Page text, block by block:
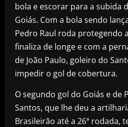
bola e escorar para a subida
Goiás. Com a bola sendo
Pedro Raul roda protegendo
finaliza de longe e com a
de João Paulo, goleiro do
impedir o gol de cobertura.
O segundo gol do Goiás e de
Santos, que lhe deu a
Brasileirão até a 26ª rodada,